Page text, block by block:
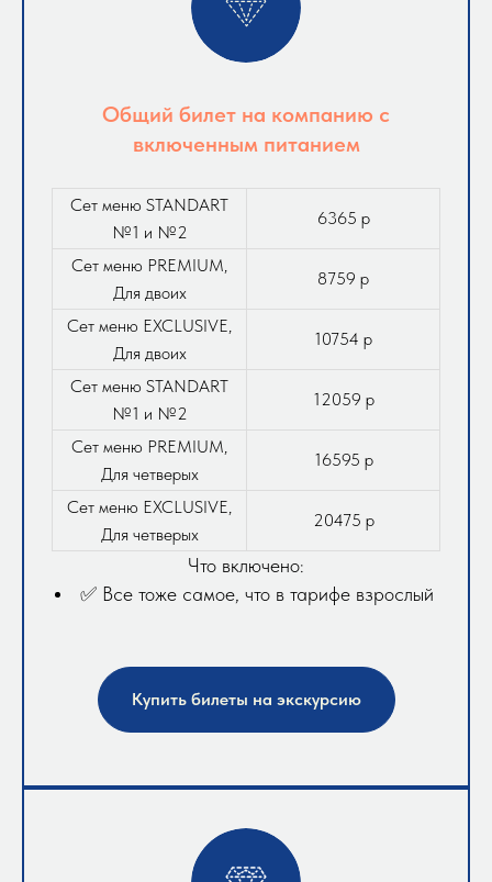
Общий билет на компанию с
включенным питанием
Сет меню STANDART
№1 и №2
6365 р
Сет меню PREMIUM,
Для двоих
8759 р
Сет меню EXCLUSIVE,
Для двоих
10754 р
Сет меню STANDART
№1 и №2
12059 р
Сет меню PREMIUM,
Для четверых
16595 р
Сет меню EXCLUSIVE,
Для четверых
20475 р
Что включено:
✅ Все тоже самое, что в тарифе взрослый
Купить билеты на экскурсию